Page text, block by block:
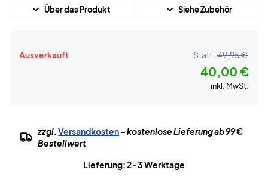
Über das Produkt Siehe Zubehör
Ausverkauft Statt: 49,95 €
40,00 €
inkl. MwSt.
zzgl.Versandkosten– kostenlose Lieferung ab 99 €
Bestellwert
Lieferung: 2-3 Werktage